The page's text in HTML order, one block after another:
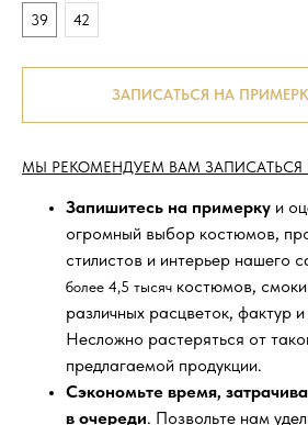
39
42
ЗАПИСАТЬСЯ НА
МЫ РЕКОМЕНДУЕМ ВАМ ЗАПИСАТЬСЯ
Запишитесь на примерку и
огромный выбор костюмов,
стилистов и интерьер нашего
более 4,5 тысяч костюмов,
различных расцветок, фактур
Несложно растеряться от
предлагаемой продукции.
Сэкономьте время,
в очереди. Позвольте нам